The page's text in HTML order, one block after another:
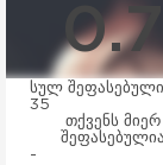
0.7
სულ
35
თქვენს მიერ
შეფასებულია
-